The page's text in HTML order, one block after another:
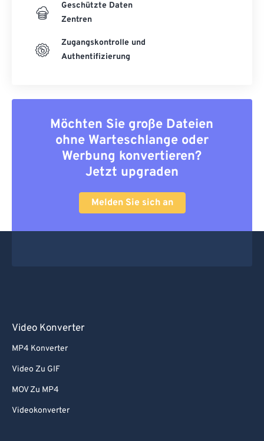
Geschützte Daten
Zentren
Zugangskontrolle und
Authentifizierung
Möchten Sie große Dateien
ohne Warteschlange oder
Werbung konvertieren?
Jetzt upgraden
Melden Sie sich an
Video Konverter
MP4 Konverter
Video Zu GIF
MOV Zu MP4
Videokonverter